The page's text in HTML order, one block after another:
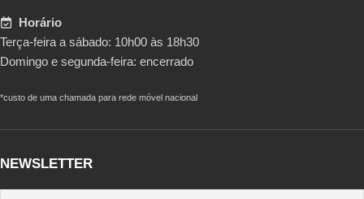
Horário
Terça-feira a sábado: 10h00 às 18h30
Domingo e segunda-feira: encerrado
*custo de uma chamada para rede móvel nacional
NEWSLETTER